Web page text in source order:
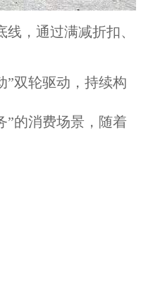
，通过满减折扣、
”双轮驱动，持续构
”的消费场景，随着